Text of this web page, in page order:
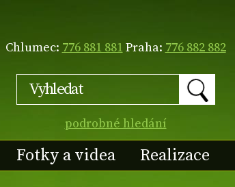
Chlumec: 776 881 881Praha: 776 882 882
podrobné hledání
Fotky a videa Realizace